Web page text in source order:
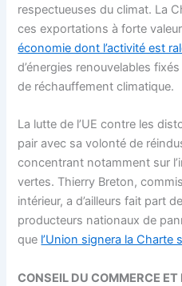
respectueuses du climat. La
ces exportations à forte
économie dont l’activité est
d’énergies renouvelables
de réchauffement climatique.
La lutte de l’UE contre les
pair avec sa volonté de
concentrant notamment sur
vertes. Thierry Breton,
intérieur, a d’ailleurs fait part
producteurs nationaux de
que l’Union signera la Charte
CONSEIL DU COMMERCE